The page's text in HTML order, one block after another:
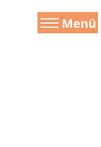
Menü